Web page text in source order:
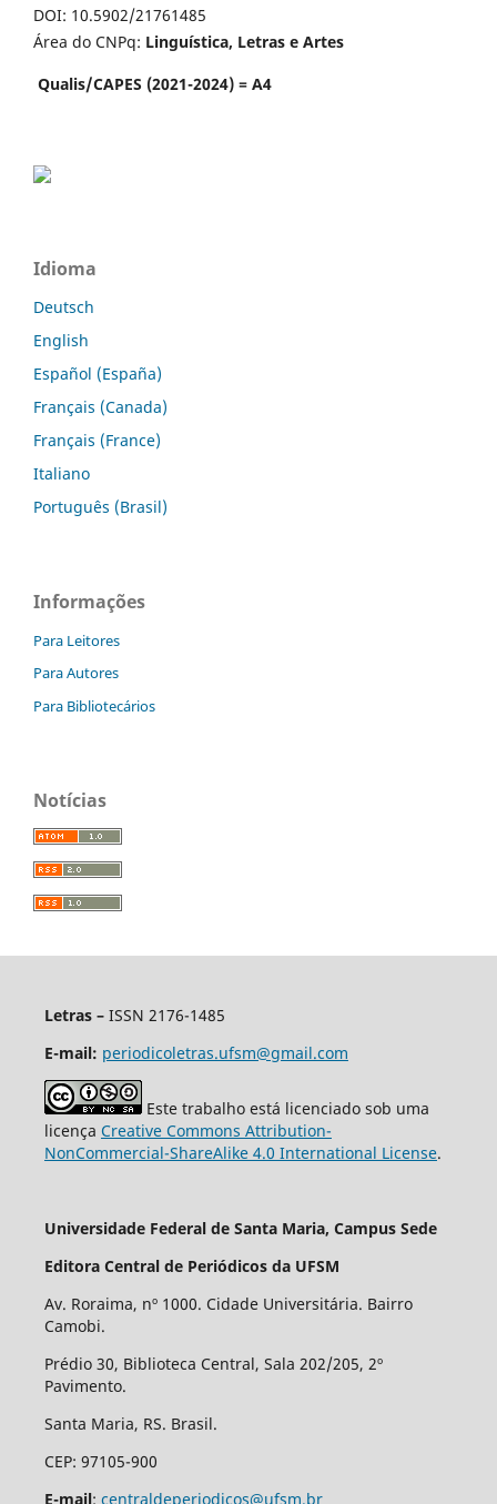
DOI: 10.5902/21761485
Área do CNPq: Linguística, Letras e Artes
Qualis/CAPES (2021-2024) = A4
Idioma
Deutsch
English
Español (España)
Français (Canada)
Français (France)
Italiano
Português (Brasil)
Informações
Para Leitores
Para Autores
Para Bibliotecários
Notícias
Letras –ISSN 2176-1485
E-mail: periodicoletras.ufsm@gmail.com
Este trabalho está licenciado sob uma
licença Creative Commons Attribution-
NonCommercial-ShareAlike 4.0 International License.
Universidade Federal de Santa Maria, Campus Sede
Editora Central de Periódicos da UFSM
Av. Roraima, nº 1000. Cidade Universitária. Bairro
Camobi.
Prédio 30, Biblioteca Central, Sala 202/205, 2º
Pavimento.
Santa Maria, RS. Brasil.
CEP: 97105-900
E-mail: centraldeperiodicos@ufsm.br